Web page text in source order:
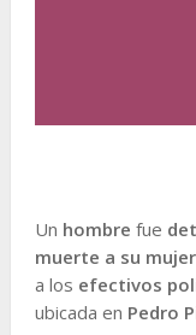
Un hombre fue
muerte a su mujer
a los efectivos
ubicada en Pedro